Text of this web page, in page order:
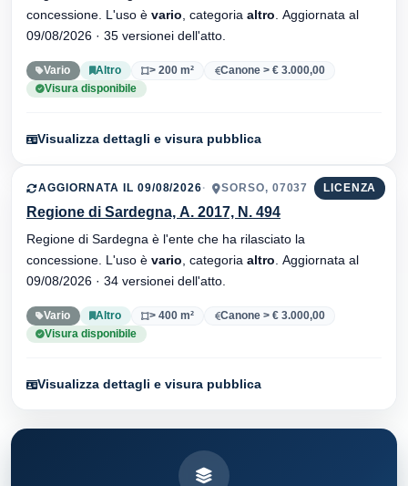
concessione. L'uso è vario , categoria altro
09/08/2026 · 35 versionei dell'atto.
Vario Altro > 200 m²
Canone > € 3.000,00
Visura disponibile
Visualizza dettagli e visura pubblica
LICENZA
AGGIORNATA IL 09/08/2026 SORSO, 07037
Regione di Sardegna, A. 2017, N. 494
Regione di Sardegna è l'ente che ha rilasciato la
concessione. L'uso è vario , categoria altro
09/08/2026 · 34 versionei dell'atto.
Vario Altro > 400 m²
Canone > € 3.000,00
Visura disponibile
Visualizza dettagli e visura pubblica